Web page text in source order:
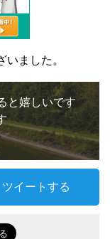
ました。
と嬉しいです
ツイートする